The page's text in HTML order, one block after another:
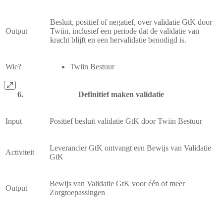
Output
Besluit, positief of negatief, over validatie GtK door
Twiin, inclusief een periode dat de validatie van
kracht blijft en een hervalidatie benodigd is.
Wie? Twiin Bestuur
Definitief maken validatie
Input Positief besluit validatie GtK door Twiin Bestuur
Activiteit
Leverancier GtK ontvangt een Bewijs van Validatie
GtK
Output
Bewijs van Validatie GtK voor één of meer
Zorgtoepassingen